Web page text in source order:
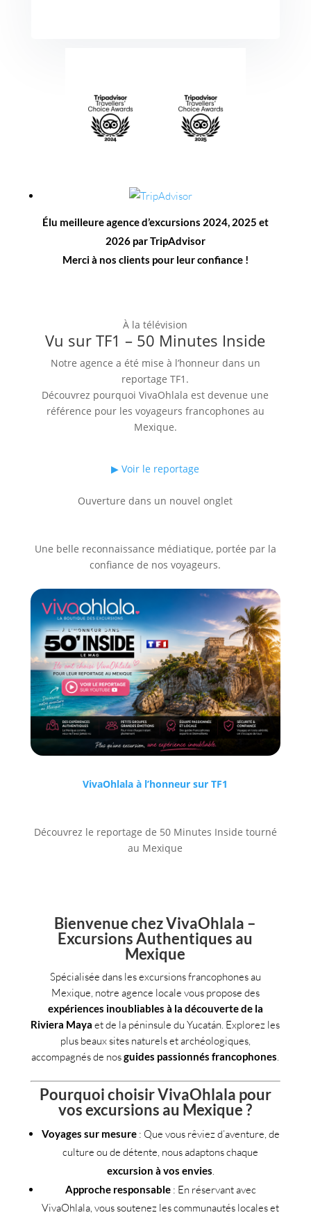
Élu meilleure agence d’excursions 2024, 2025 et
2026 par TripAdvisor
Merci à nos clients pour leur confiance !
À la télévision
Vu sur TF1 – 50 Minutes Inside
Notre agence a été mise à l’honneur dans un
reportage TF1.
Découvrez pourquoi VivaOhlala est devenue une
référence pour les voyageurs francophones au
Mexique.
▶ Voir le reportage
Ouverture dans un nouvel onglet
Une belle reconnaissance médiatique, portée par la
confiance de nos voyageurs.
VivaOhlala à l’honneur sur TF1
Découvrez le reportage de 50 Minutes Inside tourné
au Mexique
Bienvenue chez VivaOhlala –
Excursions Authentiques au
Mexique
Spécialisée dans les excursions francophones au
Mexique, notre agence locale vous propose des
expériences inoubliables à la découverte de la
Riviera Maya et de la péninsule du Yucatán. Explorez les
plus beaux sites naturels et archéologiques,
accompagnés de nosguides passionnés francophones.
Pourquoi choisir VivaOhlala pour
vos excursions au Mexique ?
Voyages sur mesure: Que vous rêviez d’aventure, de
culture ou de détente, nous adaptons chaque
excursion à vos envies.
Approche responsable: En réservant avec
VivaOhlala, vous soutenez les communautés locales et